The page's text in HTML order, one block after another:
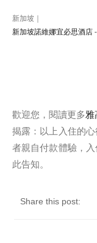
新加坡｜
新加坡諾維娜宜必思酒
歡迎您，閱讀更多雅
揭露：以上入住的
者親自付款體驗，
此告知。
Share this post: